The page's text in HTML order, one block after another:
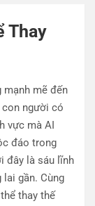
Thay
mạnh mẽ đến
con người có
vực mà AI
đáo trong
đây là sáu lĩnh
gần. Cùng
thay thế